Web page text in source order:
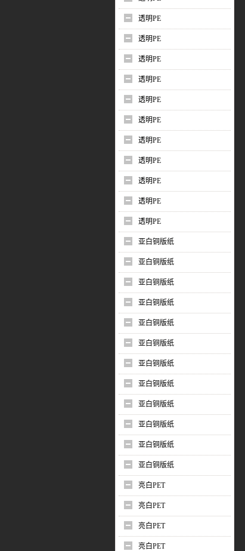
透明PE
透明PE
透明PE
透明PE
透明PE
透明PE
透明PE
透明PE
透明PE
透明PE
透明PE
亚白铜版纸
亚白铜版纸
亚白铜版纸
亚白铜版纸
亚白铜版纸
亚白铜版纸
亚白铜版纸
亚白铜版纸
亚白铜版纸
亚白铜版纸
亚白铜版纸
亚白铜版纸
亮白PET
亮白PET
亮白PET
亮白PET